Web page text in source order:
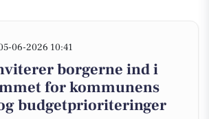
06-2026 10:41
borgerne ind i
for kommunens
budgetprioriteringer